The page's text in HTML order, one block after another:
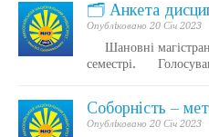
🗂️ Анкета
Опублiковано 20 Січ 2023
Шановні
семестрі.
Соборність –
Опублiковано 20 Січ 2023